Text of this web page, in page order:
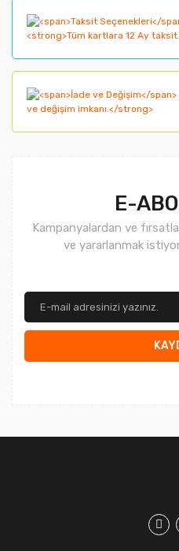
Bu ürüne benzer farklı
E-
Kampanyalardan ve
ve yararlanmak